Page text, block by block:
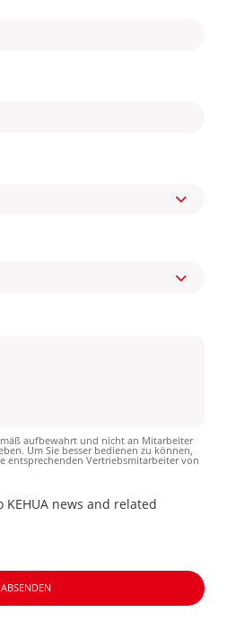


aufbewahrt und nicht an Mitarbeiter
Um Sie besser bedienen zu können,
entsprechenden Vertriebsmitarbeiter von
news and related
ABSENDEN